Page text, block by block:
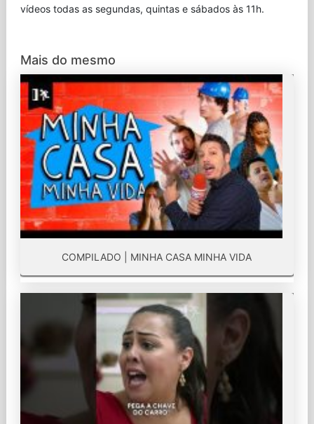
vídeos todas as segundas, quintas e sábados às 11h.
Mais do mesmo
COMPILADO | MINHA CASA MINHA VIDA